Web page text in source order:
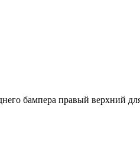
бампера правый верхний